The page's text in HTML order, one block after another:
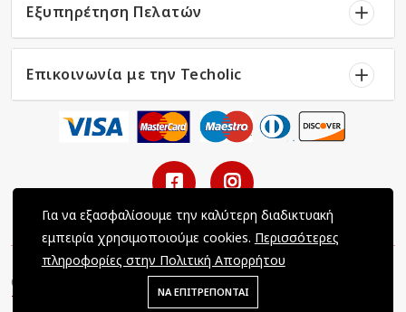
Εξυπηρέτηση Πελατών
Επικοινωνία με την Techolic
Copyright © 2022 Techolic / All Rights Reserved / Powered by
Tec-Dynamics LTD
Για να εξασφαλίσουμε την καλύτερη διαδικτυακή
εμπειρία χρησιμοποιούμε cookies. Περισσότερες
πληροφορίες στην Πολιτική Απορρήτου
ΝΑ ΕΠΙΤΡΕΠΟΝΤΑΙ